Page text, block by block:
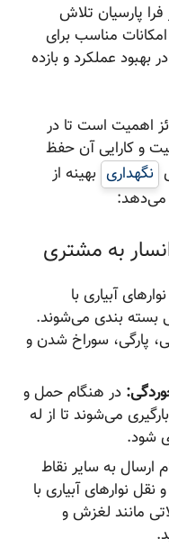
پارسیان تلاش
مناسب برای
عملکرد و بازده
اهمیت است تا در
کارایی آن حفظ
بهینه از
به مشتری
آبیاری با
بندی می‌شوند.
سوراخ شدن و
در هنگام حمل و
می‌شوند تا از له
به سایر نقاط
آبیاری با
لغزش و